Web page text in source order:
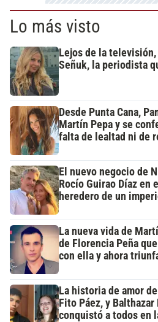
Lo más visto
Lejos de la
Señuk, la periodista
Desde Punta Cana,
Martín Pepa y se
falta de lealtad ni de
El nuevo negocio de
Rocío Guirao Díaz en
heredero de un
La nueva vida de
de Florencia Peña
con ella y ahora
La historia de amor
Fito Páez, y
conquistó a todos en